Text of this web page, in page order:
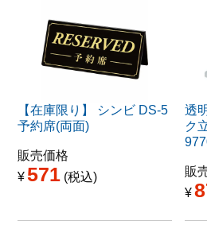
【在庫限り】 シンビ DS-5
予約席(両面)
販売価格
¥571 税込
透
ク
販
¥